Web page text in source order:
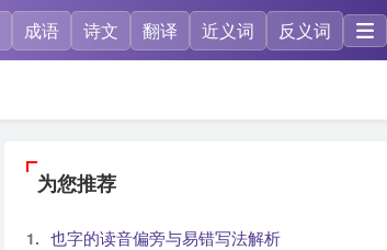
成语 诗文 翻译 近义词 反义词
为您推荐
也字的读音偏旁与易错写法解析